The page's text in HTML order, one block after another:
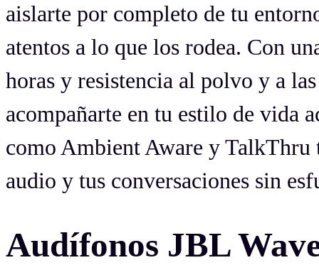
aislarte por completo de tu
atentos a lo que los rodea. Con
horas y resistencia al polvo y a
acompañarte en tu estilo de vida
como Ambient Aware y
audio y tus conversaciones sin
Audífonos JBL